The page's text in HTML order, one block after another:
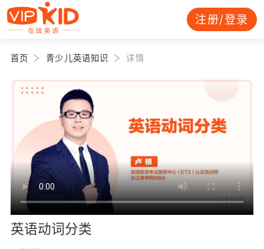
注册/登录
首页 青少儿英语知识 详情
英语动词分类